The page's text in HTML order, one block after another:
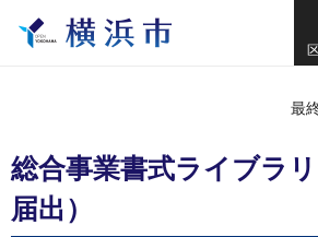
最
総合事業書式ライブラリ
届出）